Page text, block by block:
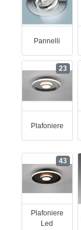
Pannelli
Plafoniere
23
Plafoniere
Led
43